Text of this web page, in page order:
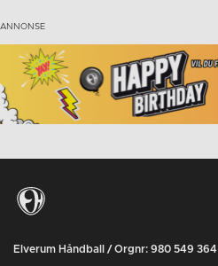
Elverum Håndball / Orgnr: 980 549 364